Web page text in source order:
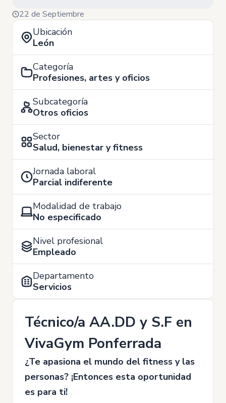
22 de Septiembre
Ubicación
León
Categoría
Profesiones, artes y oficios
Subcategoría
Otros oficios
Sector
Salud, bienestar y fitness
Jornada laboral
Parcial indiferente
Modalidad de trabajo
No especificado
Nivel profesional
Empleado
Departamento
Servicios
Técnico/a AA.DD y S.F en
VivaGym Ponferrada
¿Te apasiona el mundo del fitness y las
personas? ¡Entonces esta oportunidad
es para ti!